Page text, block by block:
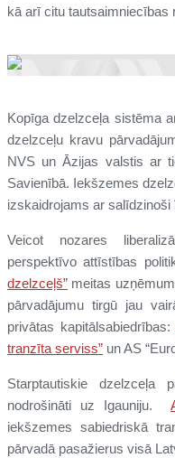
kā arī citu tautsaimniecības
Kopīga dzelzceļa sistēma
dzelzceļu kravu
NVS un Āzijas valstis ar
Savienībā. Iekšzemes
izskaidrojams ar
Veicot nozares
perspektīvo attīstības
dzelzceļš” meitas
pārvadājumu tirgū jau
privātas
tranzīta serviss” un AS
Starptautiskie dzelzceļa
nodrošināti uz Igauniju.
iekšzemes sabiedriskā
pārvadā pasažierus visā